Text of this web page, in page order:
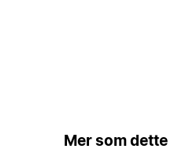
Mer som dette